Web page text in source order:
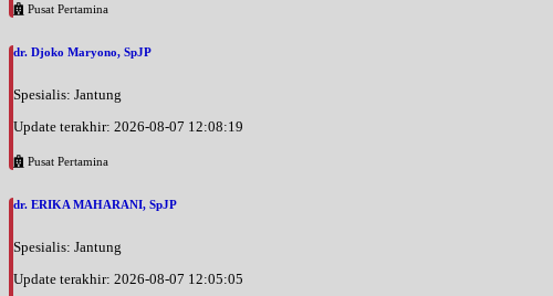
Pusat Pertamina
dr. Djoko Maryono, SpJP
Spesialis: Jantung
Update terakhir: 2026-08-07 12:08:19
Pusat Pertamina
dr. ERIKA MAHARANI, SpJP
Spesialis: Jantung
Update terakhir: 2026-08-07 12:05:05